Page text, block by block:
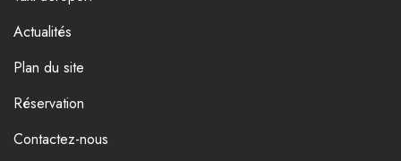
Actualités
Plan du site
Réservation
Contactez-nous